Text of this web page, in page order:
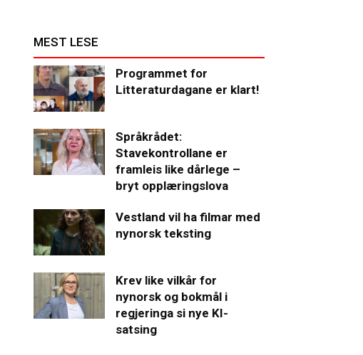
MEST LESE
Programmet for
Litteraturdagane er klart!
Språkrådet:
Stavekontrollane er
framleis like dårlege –
bryt opplæringslova
Vestland vil ha filmar med
nynorsk teksting
Krev like vilkår for
nynorsk og bokmål i
regjeringa si nye KI-
satsing